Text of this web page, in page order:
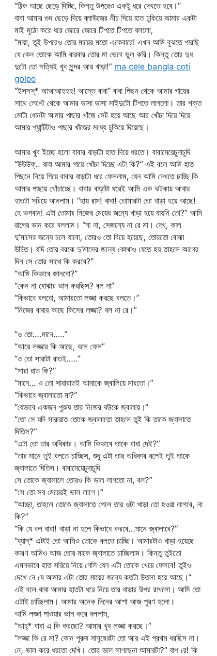
“ঠিক আছে ছেড়ে দিচ্ছি, কিন্তু উপরেও একটু ধরে দেখতে হবে।”
বাবা আমার গুদ ছেড়ে দিয়ে ব্লাউজের নীচ দিয়ে হাত ঢুকিয়ে আমার একটা
মাই মুঠো করে ধরে জোরে জোরে টিপতে টিপতে বললো,
“মায়া, তুই উপরেও তোর মায়ের মতো একেবারে! এখন আমি বুঝতে পারছি
যে কেন তোকে আমি বারবার তোর মা ভেবে ভুল করি। কিন্তু তোর দুধ
দুটো তো সত্যিই খুব সুন্দর আর খাড়া!” ma cele bangla coti
golpo
“ইসসস্* আআআহহহ! আস্তে বাবা” বাবা পিছন থেকে আমার গায়ের
সাথে লেপ্টে থেকে আমার ডাসা ডাসা মাইদুটো টিপতে লাগলো। তার শক্ত
মোটা ধোনটা আমার পাছার খাঁজে সেট হয়ে আছে আর খোঁচা দিয়ে দিয়ে
আমার প্যান্টিটাও পাছার খাঁজের মধ্যে ঢুকিয়ে দিয়েছে।
আমার খুব ইচ্ছে হলো বাবার বাড়াটা হাত দিয়ে ধরতে। বাবামেয়েচুদাচুদি
“উউউফ্.. বাবা আমার গায়ে খোঁচা দিচ্ছে এটা কি?” এই বলে আমি হাত
পিছনে নিয়ে গিয়ে বাবার বাড়াটা ধরে ফেললাম, যেন আমি দেখতে চাচ্ছি কি
আমার পাছায় খোঁচাচ্ছে। বাবার বাড়াটা ধরেই আমি এক ঝটকায় আবার
হাতটা সরিয়ে আনলাম। “হায় রাম! বাবা! তোমারটা তো খাড়া হয়ে আছে!
হে ভগবান! এটা তোমার নিজের মেয়ের জন্যে খাড়া হয়ে যায়নি তো?” আমি
রাগের ভান করে বললাম। “না না, সেজন্যে না রে মা। দেখ্, কাল
দু’মাসের জন্যে চলে যাবো, তোরও তো বিয়ে হয়েছে, তোরতো বোঝা
উচিত। যদি তোর বরকে দু’মাসের জন্যে কোথাও যেতে হয় তাহলে আগের
দিন সে তোর সাথে কি করবে?”
“আমি কিভাবে জানবো?”
“কেন না বোঝার ভান করছিস? বল না”
“কিভাবে বলবো, আমারতো লজ্জা করছে বলতে।”
“নিজের বাবার কাছে কিসের লজ্জা? বল না রে।”
“ও তো….মানে…..”
“আরে লজ্জার কি আছে, বলে ফেল”
“ও তো সারাটা রাতই…..”
“সারা রাত কি?”
“মানে… ও তো সারারাতই আমাকে জ্বালিয়ে মারতো।”
“কিভাবে জ্বালাতো মা?”
“যেভাবে একজন পুরুষ তার নিজের বউকে জ্বালায়।”
“তো সে যদি সারারাত তোকে জ্বালাতো তাহলে তুই কি তাকে জ্বালাতে
দিতিস?”
“এটা তো তার অধিকার। আমি কিভাবে তাকে বাধা দেই?”
“তার মানে তুই বলতে চাচ্ছিস, শুধু এটা তার অধিকার বলেই তুই তাকে
জ্বালাতে দিতিস। বাবামেয়েচুদাচুদি
সে তোকে জ্বালালে তোরও কি ভাল লাগতো না, বল?”
“সে তো সব মেয়েরই ভাল লাগে।”
“আচ্ছা, তাহলে তোকে জ্বালাতে গেলে তার ওটা খাড়া তো হওয়া লাগবে, না
কি?”
“কি যে বল বাবা! খাড়া না হলে কিভাবে করবে…মানে জ্বালাবে?”
“ব্যাস্* এটাই তো আমিও তোকে বলতে চাচ্ছি। আমারটাও খাড়া হয়েছে
কারণ আমিও আজ তোর মাকে জ্বালাতে চাচ্ছিলাম। কিন্তু তুইতো
এমনভাবে হাত সরিয়ে নিয়ে গেলি যেন এটা তোকে খেয়ে ফেলবে! তুইও
দেখে নে যে আমার এটা তোর মায়ের জন্যে কতটা উতলা হয়ে আছে।”
এই বলে বাবা আমার হাতটা ধরে নিয়ে তার বাড়ার উপর রাখলো। আমি তো
এটাই চাচ্ছিলাম। আমার অনেক দিনের আশা আজ পুরণ হলো।
আমি লজ্জা পাওয়ার ভান করে বললাম,
“আহ্* বাবা এ কি করছো? আমার খুব লজ্জা করছে।”
“লজ্জা কি রে মা? কোন পুরুষ মানুষেরটা তো আর এই প্রথম ধরছিস না।
নে, ভাল করে ধরতো দেখি। তোর ভাল লাগছেনা আমারটা?” বাপ রে! কি